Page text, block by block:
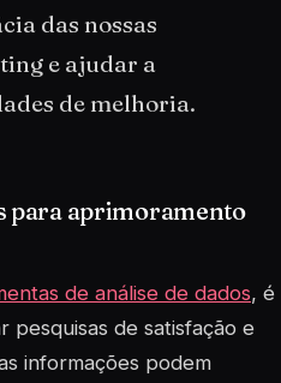
das nossas
e ajudar a
de melhoria.
para aprimoramento
de análise de dados, é
pesquisas de satisfação e
informações podem